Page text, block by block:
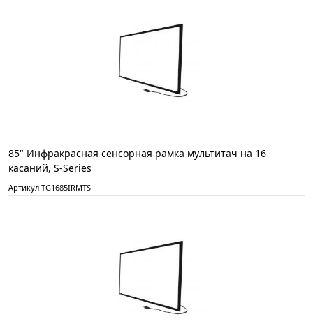
85" Инфракрасная сенсорная рамка мультитач на 16
касаний, S-Series
Артикул TG1685IRMTS